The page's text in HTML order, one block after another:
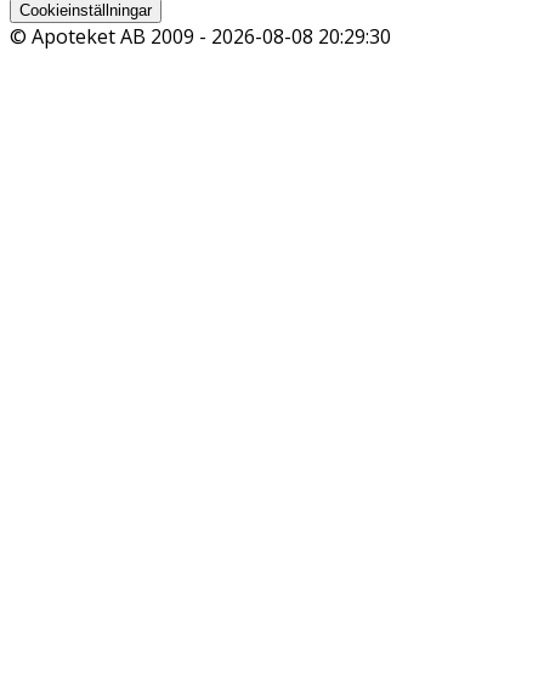
Cookieinställningar
© Apoteket AB 2009 - 2026-08-08 20:29:30